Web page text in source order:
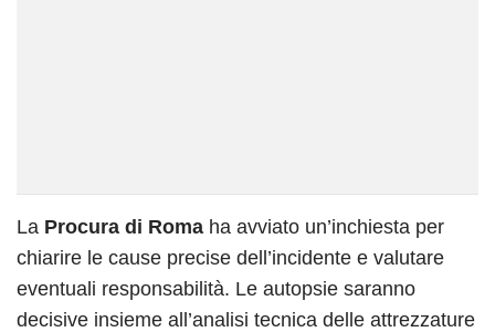
La Procura di Roma ha avviato un’inchiesta per
chiarire le cause precise dell’incidente e valutare
eventuali responsabilità. Le autopsie saranno
decisive insieme all’analisi tecnica delle attrezzature